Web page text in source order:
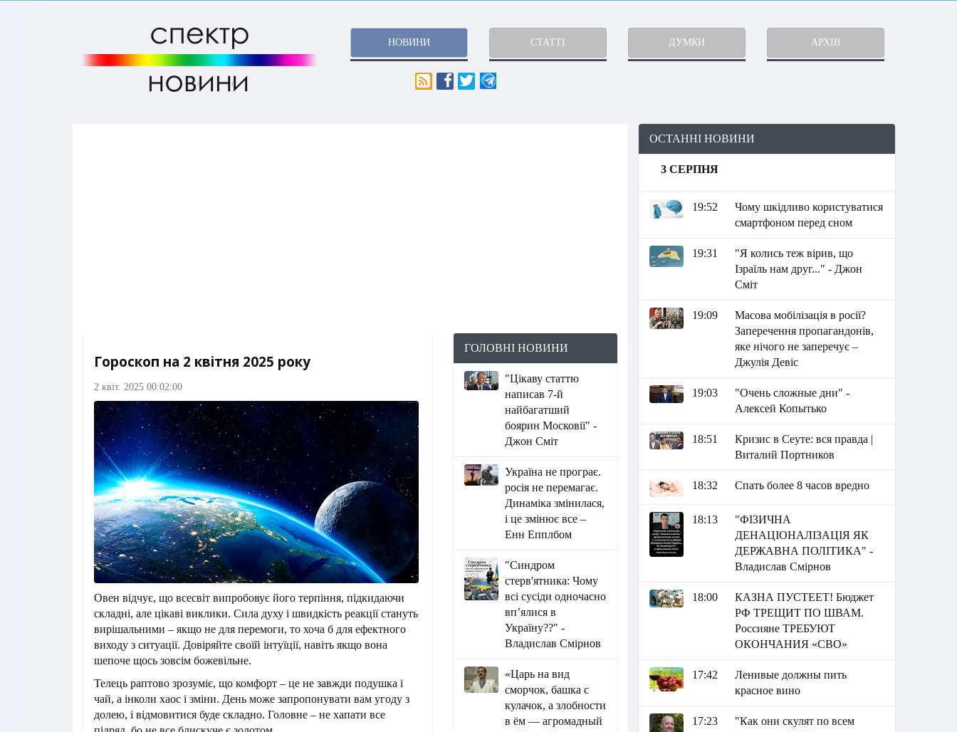
НОВИНИ СТАТТІ ДУМКИ АРХІВ
Гороскоп на 2 квітня 2025 року
2 квіт. 2025 00:02:00
Овен відчує, що всесвіт випробовує його терпіння, підкидаючи
складні, але цікаві виклики. Сила духу і швидкість реакції стануть
вирішальними – якщо не для перемоги, то хоча б для ефектного
виходу з ситуації. Довіряйте своїй інтуїції, навіть якщо вона
шепоче щось зовсім божевільне.
Телець раптово зрозуміє, що комфорт – це не завжди подушка і
чай, а інколи хаос і зміни. День може запропонувати вам угоду з
долею, і відмовитися буде складно. Головне – не хапати все
ГОЛОВНІ НОВИНИ
"Цікаву статтю
написав 7-й
найбагатший
боярин Московії" -
Джон Сміт
Україна не програє.
росія не перемагає.
Динаміка змінилася,
і це змінює все –
Енн Епплбом
"Синдром
стерв'ятника: Чому
всі сусіди одночасно
вп’ялися в
Україну??" -
Владислав Смірнов
«Царь на вид
сморчок, башка с
кулачок, а злобности
в ём — агромадный
ОСТАННІ НОВИНИ
3 СЕРПНЯ
19:52
Чому шкідливо користуватися
смартфоном перед сном
19:31
"Я колись теж вірив, що
Ізраїль нам друг..." - Джон
Сміт
19:09
Масова мобілізація в росії?
Заперечення пропагандонів,
яке нічого не заперечує –
Джулія Девіс
19:03
"Очень сложные дни" -
Алексей Копытько
18:51
Кризис в Сеуте: вся правда |
Виталий Портников
18:32 Спать более 8 часов вредно
18:13
"ФІЗИЧНА
ДЕНАЦІОНАЛІЗАЦІЯ ЯК
ДЕРЖАВНА ПОЛІТИКА" -
Владислав Смірнов
18:00
КАЗНА ПУСТЕЕТ! Бюджет
РФ ТРЕЩИТ ПО ШВАМ.
Россияне ТРЕБУЮТ
ОКОНЧАНИЯ «СВО»
17:42
Ленивые должны пить
красное вино
17:23
"Как они скулят по всем